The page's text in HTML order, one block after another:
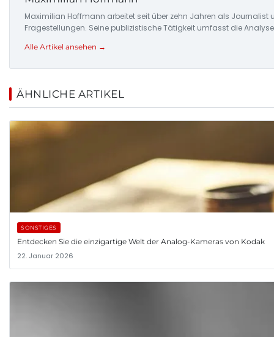
Maximilian Hoffmann arbeitet seit über zehn Jahren als
Fragestellungen. Seine publizistische Tätigkeit umfasst die
Alle Artikel ansehen →
ÄHNLICHE ARTIKEL
SONSTIGES
Entdecken Sie die einzigartige Welt der Analog-Kameras von Kodak
22. Januar 2026